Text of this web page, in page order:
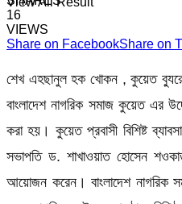
16
VIEWS
Share on FacebookShare on
শেখ এহছানুল হক খোকন , কুয়েত
বাংলাদেশ নাগরিক সমাজ কুয়েত এর
করা হয়। কুয়েত প্রবাসী বিশিষ্ট
সভাপতি ড. শাখাওয়াত হোসেন
আয়োজন করেন। বাংলাদেশ নাগরিক